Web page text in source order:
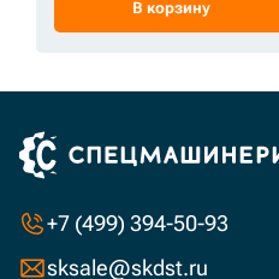
В корзину
+7 (499) 394-50-93
sksale@skdst.ru